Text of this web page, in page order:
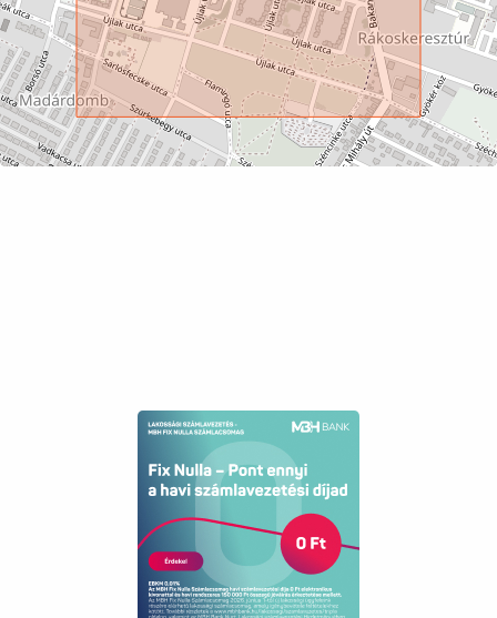
Electricity
available
Sewer
available
Storage
shared